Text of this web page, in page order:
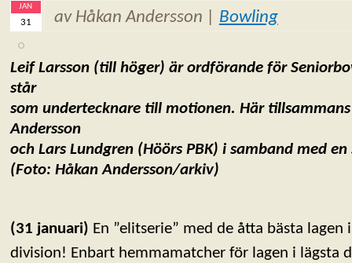
JAN
31 av Håkan Andersson | Bowling
Leif Larsson (till höger) är ordförande för
står
som undertecknare till motionen. Här
Andersson
och LarsLundgren (Höörs PBK) i samband med
(Foto: Håkan Andersson/arkiv)
(31 januari) En ”elitserie” med de åtta bästa lagen
division! Enbart hemmamatcher för lagen i lägsta